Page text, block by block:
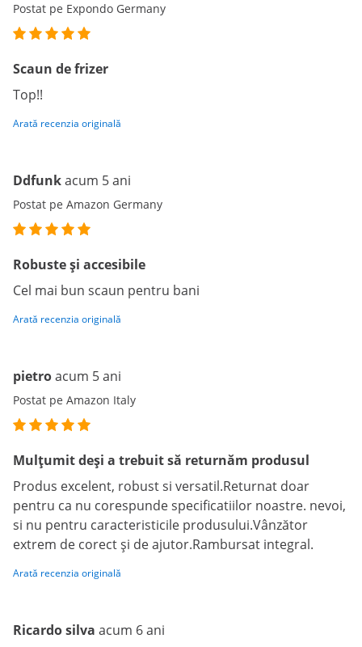
Postat pe Expondo Germany
Scaun de frizer
Top!!
Arată recenzia originală
Ddfunkacum 5 ani
Postat pe Amazon Germany
Robuste și accesibile
Cel mai bun scaun pentru bani
Arată recenzia originală
pietroacum 5 ani
Postat pe Amazon Italy
Mulțumit deși a trebuit să returnăm produsul
Produs excelent, robust si versatil.Returnat doar
pentru ca nu corespunde specificatiilor noastre. nevoi,
si nu pentru caracteristicile produsului.Vânzător
extrem de corect și de ajutor.Rambursat integral.
Arată recenzia originală
Ricardo silva acum 6 ani